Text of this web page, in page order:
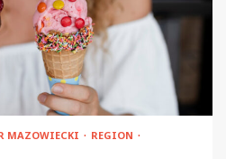
MAZOWIECKI
REGION